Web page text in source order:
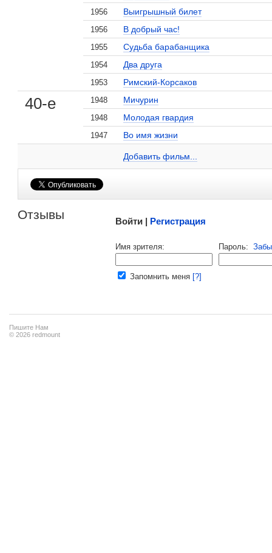
1956 Выигрышный билет
1956 В добрый час!
1955 Судьба барабанщика
1954 Два друга
1953 Римский-Корсаков
40-е 1948 Мичурин
1948 Молодая гвардия
1947 Во имя жизни
Добавить фильм...
Виктор Хохряков на сайте Кино-Театр.ru
Отзывы
, поделитесь своим мнением
Войти | Регистрация
Имя зрителя: Пароль:
Запомнить меня [?]
Пишите Нам
© 2026 redmount